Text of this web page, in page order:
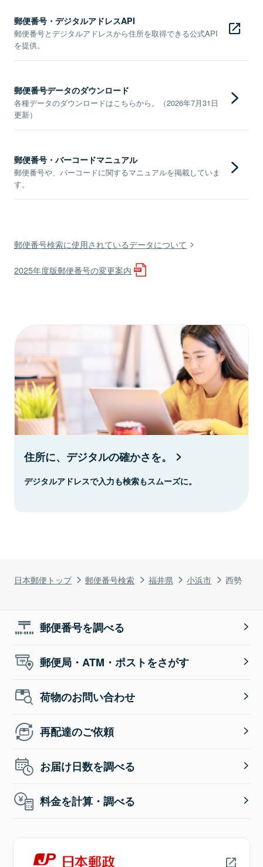
日本郵便トップ 郵便番号検索 福井県 小浜市 西勢
郵便番号・デジタルアドレスAPI
郵便番号とデジタルアドレスから住所を取得できる公式API
を提供。
郵便番号データのダウンロード
各種データのダウンロードはこちらから。（2026年7月31日
更新）
郵便番号・バーコードマニュアル
郵便番号や、バーコードに関するマニュアルを掲載していま
す。
郵便番号検索に使用されているデータについて
2025年度版郵便番号の変更案内
住所に、デジタルの確かさを。
デジタルアドレスで入力も検索もスムーズに。
郵便番号を調べる
郵便局・ATM・ポストをさがす
荷物のお問い合わせ
再配達のご依頼
お届け日数を調べる
料金を計算・調べる